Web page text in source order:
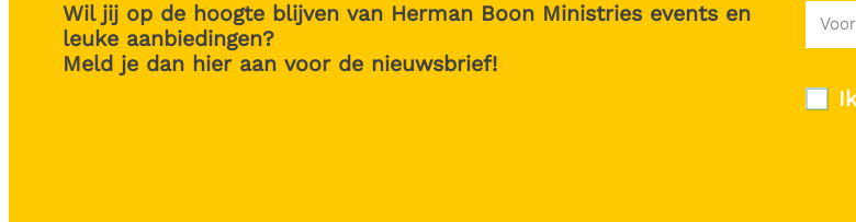
Wil jij op de hoogte blijven van Herman Boon Ministries events en
leuke aanbiedingen?
Meld je dan hier aan voor de nieuwsbrief!